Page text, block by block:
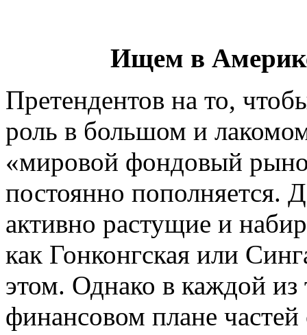
Ищем в
Претендентов на то,
роль в большом и
«мировой фондовый
постоянно пополняется.
активно растущие и
как Гонконгская или
этом. Однако в каждой
финансовом плане частей